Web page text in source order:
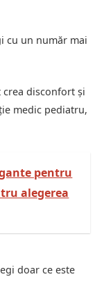
cu un număr mai
disconfort și
medic pediatru,
pentru
alegerea
doar ce este